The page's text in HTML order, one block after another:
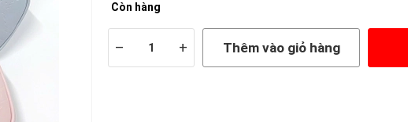
Còn hàng
– + Thêm vào giỏ hàng